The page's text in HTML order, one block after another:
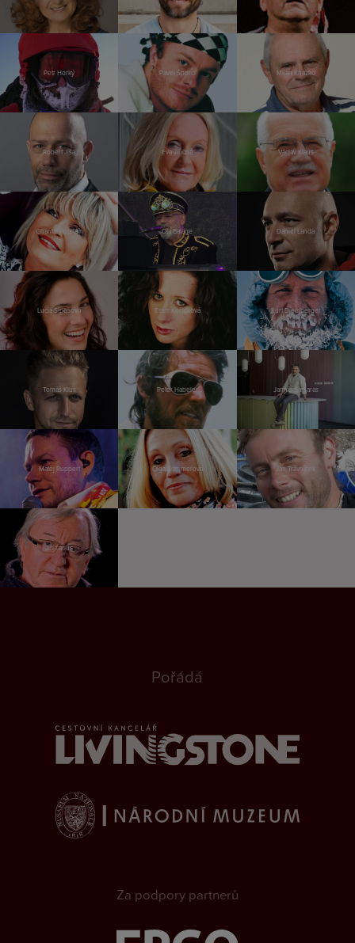
Petr Horký Pavel Šporcl Milan Kňažko
Robert Jíša Eva Jiřičná Václav Klaus
Chantal Poullain Ota Balage Daniel Landa
Lucia Siposová Ester Kočičková Kurt Diemberger
Tomáš Klus Peter Habeler Jannis Samaras
Matěj Ruppert Olga Sommerová Jan Trávníček
Jiří Lábus
Pořádá
Za podpory partnerů